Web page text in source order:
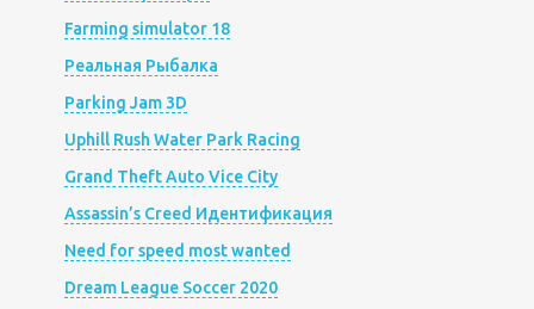
Farming simulator 18
Реальная Рыбалка
Parking Jam 3D
Uphill Rush Water Park Racing
Grand Theft Auto Vice City
Assassin’s Creed Идентификация
Need for speed most wanted
Dream League Soccer 2020